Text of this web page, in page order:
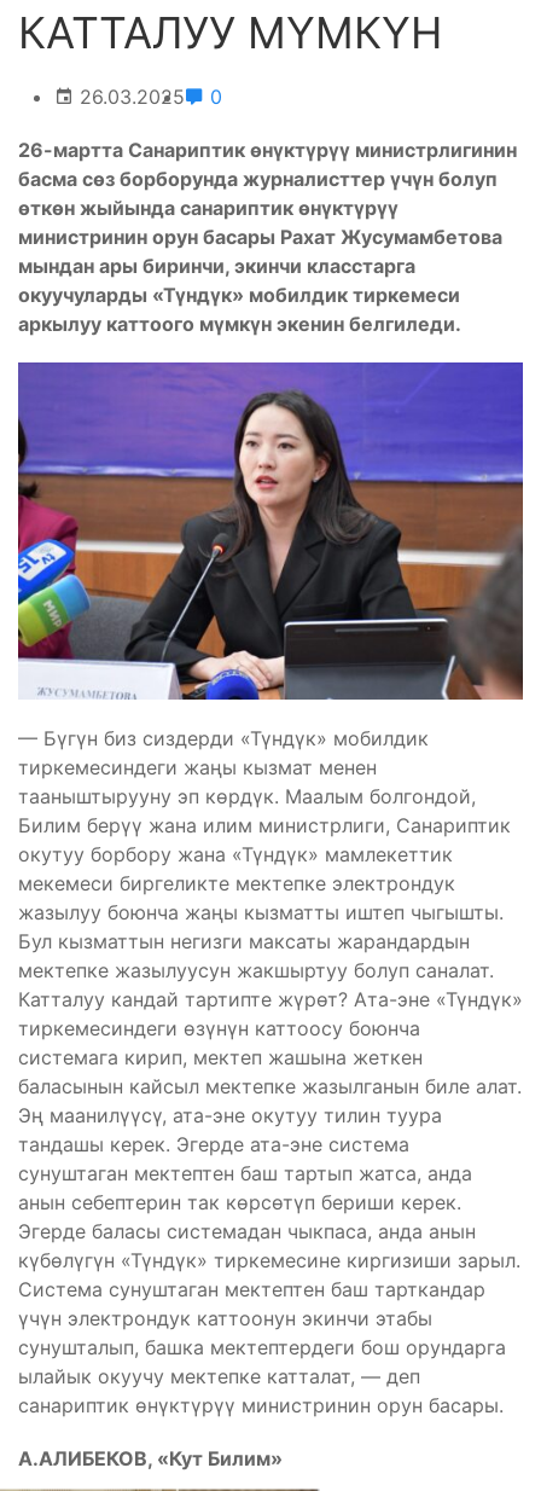
КАТТАЛУУ МҮМКҮН
26.03.2025 0
26-мартта Санариптик өнүктүрүү министрлигинин
басма сөз борборунда журналисттер үчүн болуп
өткөн жыйында санариптик өнүктүрүү
министринин орун басары Рахат Жусумамбетова
мындан ары биринчи, экинчи класстарга
окуучуларды «Түндүк» мобилдик тиркемеси
аркылуу каттоого мүмкүн экенин белгиледи.
— Бүгүн биз сиздерди «Түндүк» мобилдик
тиркемесиндеги жаңы кызмат менен
тааныштырууну эп көрдүк. Маалым болгондой,
Билим берүү жана илим министрлиги, Санариптик
окутуу борбору жана «Түндүк» мамлекеттик
мекемеси биргеликте мектепке электрондук
жазылуу боюнча жаңы кызматты иштеп чыгышты.
Бул кызматтын негизги максаты жарандардын
мектепке жазылуусун жакшыртуу болуп саналат.
Катталуу кандай тартипте жүрөт? Ата-эне «Түндүк»
тиркемесиндеги өзүнүн каттоосу боюнча
системага кирип, мектеп жашына жеткен
баласынын кайсыл мектепке жазылганын биле алат.
Эң маанилүүсү, ата-эне окутуу тилин туура
тандашы керек. Эгерде ата-эне система
сунуштаган мектептен баш тартып жатса, анда
анын себептерин так көрсөтүп бериши керек.
Эгерде баласы системадан чыкпаса, анда анын
күбөлүгүн «Түндүк» тиркемесине киргизиши зарыл.
Система сунуштаган мектептен баш тарткандар
үчүн электрондук каттоонун экинчи этабы
сунушталып, башка мектептердеги бош орундарга
ылайык окуучу мектепке катталат, — деп
санариптик өнүктүрүү министринин орун басары.
А.АЛИБЕКОВ, «Кут Билим»